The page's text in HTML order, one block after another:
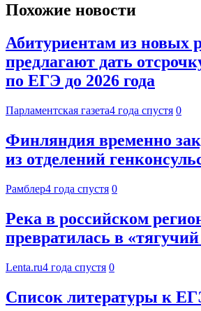
Похожие новости
Абитуриентам из новых
предлагают дать
по ЕГЭ до 2026 года
Парламентская газета4 года спустя 0
Финляндия временно
из отделений
Рамблер4 года спустя 0
Река в российском
превратилась в
Lenta.ru4 года спустя 0
Список литературы к